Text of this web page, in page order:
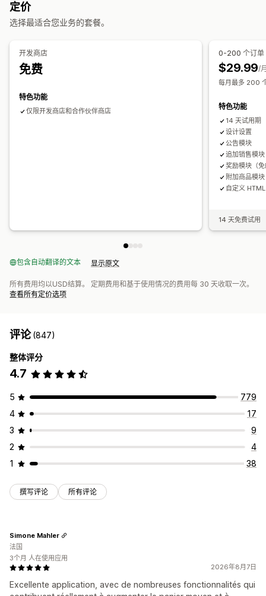
增销
分级奖励
结账自定义
购物车抽屉
自定义规则
保修 运输保护
组合购买
数量折扣
优先处理
分析
点击率 转化率 优化建议
定价
选择最适合您业务的套餐。
开发商店
免费
特色功能
仅限开发商店和合作伙伴商店
0-200 个订单
$29.99/
每月最多 200
特色功能
14 天试用期
设计设置
公告模块
追加销售模块
奖励模块（
附加商品模块
自定义
14 天免费试用
包含自动翻译的文本 显示原文
所有费用均以USD结算。 定期费用和基于使用情况的费用每 30 天收取一次。
查看所有定价选项
评论(847)
整体评分
4.7
5
779
4
17
3
9
2
4
1
38
撰写评论 所有评论
2026年8月7日
Excellente application, avec de nombreuses fonctionnalités qui
Simone Mahler
法国
3个月 人在使用应用